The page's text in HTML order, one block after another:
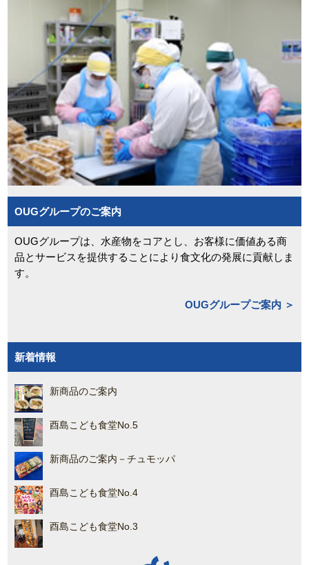
OUGグループのご案内
OUGグループは、水産物をコアとし、お客様に価値ある商
品とサービスを提供することにより食文化の発展に貢献しま
す。
OUGグループご案内 ＞
新着情報
新商品のご案内
酉島こども食堂No.5
新商品のご案内－チュモッパ
酉島こども食堂No.4
酉島こども食堂No.3